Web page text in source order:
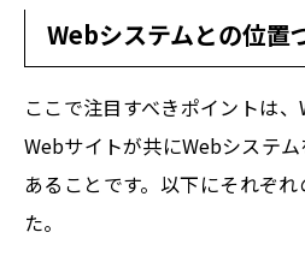
Webシステムとの位置
ここで注目すべきポイントは
Webサイトが共にWebシステ
あることです。以下にそれぞ
た。